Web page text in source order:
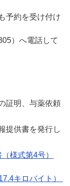
予約を受け付け
）へ電話して
証明、与薬依頼
提供書を発行し
様式第4号）
キロバイト）